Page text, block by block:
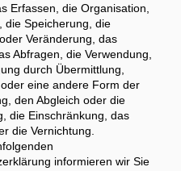
Erfassen, die Organisation,
die Speicherung, die
Veränderung, das
Abfragen, die Verwendung,
durch Übermittlung,
eine andere Form der
den Abgleich oder die
die Einschränkung, das
die Vernichtung.
informieren wir Sie